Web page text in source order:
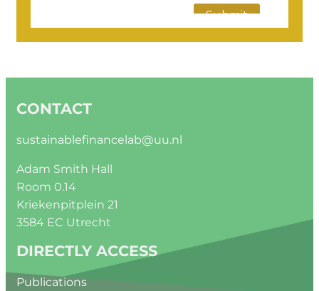
CONTACT
sustainablefinancelab@uu.nl
Adam Smith Hall
Room 0.14
Kriekenpitplein 21
3584 EC Utrecht
DIRECTLY ACCESS
Publications